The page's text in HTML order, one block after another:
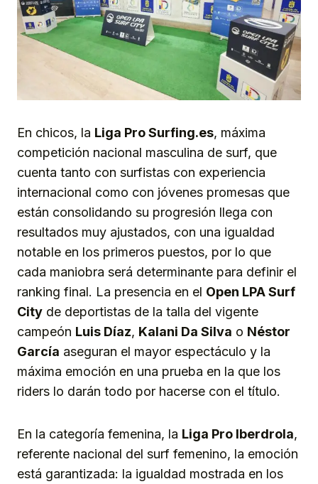
En chicos, la Liga Pro Surfing.es, máxima
competición nacional masculina de surf, que
cuenta tanto con surfistas con experiencia
internacional como con jóvenes promesas que
están consolidando su progresión llega con
resultados muy ajustados, con una igualdad
notable en los primeros puestos, por lo que
cada maniobra será determinante para definir el
ranking final. La presencia en el Open LPA Surf
City de deportistas de la talla del vigente
campeón Luis Díaz, Kalani Da Silva o Néstor
García aseguran el mayor espectáculo y la
máxima emoción en una prueba en la que los
riders lo darán todo por hacerse con el título.
En la categoría femenina, la Liga Pro Iberdrola,
referente nacional del surf femenino, la emoción
está garantizada: la igualdad mostrada en los